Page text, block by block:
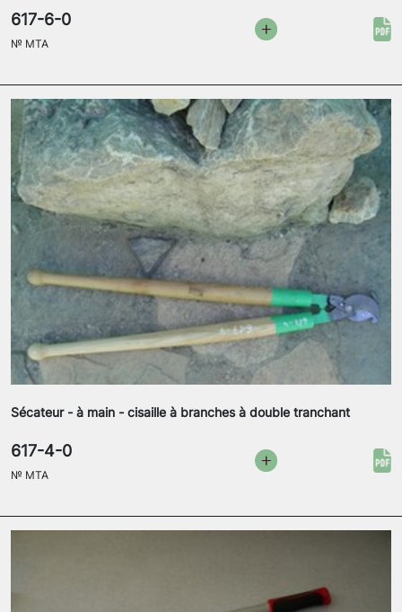
617-6-0
№ MTA
Sécateur - à main - cisaille à branches à double tranchant
617-4-0
№ MTA